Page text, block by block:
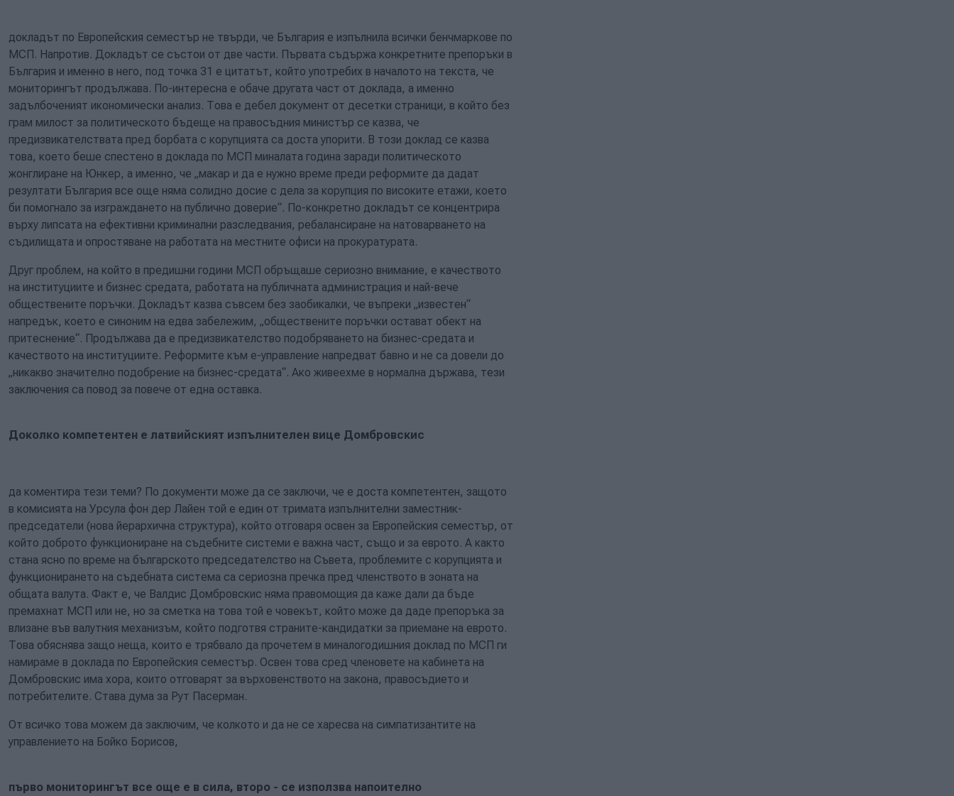
докладът по Европейския семестър не твърди, че България е изпълнила всички бенчмаркове по
МСП. Напротив. Докладът се състои от две части. Първата съдържа конкретните препоръки в
България и именно в него, под точка 31 е цитатът, който употребих в началото на текста, че
мониторингът продължава. По-интересна е обаче другата част от доклада, а именно
задълбоченият икономически анализ. Това е дебел документ от десетки страници, в който без
грам милост за политическото бъдеще на правосъдния министър се казва, че
предизвикателствата пред борбата с корупцията са доста упорити. В този доклад се казва
това, което беше спестено в доклада по МСП миналата година заради политическото
жонглиране на Юнкер, а именно, че „макар и да е нужно време преди реформите да дадат
резултати България все още няма солидно досие с дела за корупция по високите етажи, което
би помогнало за изграждането на публично доверие“. По-конкретно докладът се концентрира
върху липсата на ефективни криминални разследвания, ребалансиране на натоварването на
съдилищата и опростяване на работата на местните офиси на прокуратурата.
Друг проблем, на който в предишни години МСП обръщаше сериозно внимание, е качеството
на институциите и бизнес средата, работата на публичната администрация и най-вече
обществените поръчки. Докладът казва съвсем без заобикалки, че въпреки „известен“
напредък, което е синоним на едва забележим, „обществените поръчки остават обект на
притеснение“. Продължава да е предизвикателство подобряването на бизнес-средата и
качеството на институциите. Реформите към е-управление напредват бавно и не са довели до
„никакво значително подобрение на бизнес-средата“. Ако живеехме в нормална държава, тези
заключения са повод за повече от една оставка.
Доколко компетентен е латвийският изпълнителен вице Домбровскис
да коментира тези теми? По документи може да се заключи, че е доста компетентен, защото
в комисията на Урсула фон дер Лайен той е един от тримата изпълнителни заместник-
председатели (нова йерархична структура), който отговаря освен за Европейския семестър, от
който доброто функциониране на съдебните системи е важна част, също и за еврото. А както
стана ясно по време на българското председателство на Съвета, проблемите с корупцията и
функционирането на съдебната система са сериозна пречка пред членството в зоната на
общата валута. Факт е, че Валдис Домбровскис няма правомощия да каже дали да бъде
премахнат МСП или не, но за сметка на това той е човекът, който може да даде препоръка за
влизане във валутния механизъм, който подготвя страните-кандидатки за приемане на еврото.
Това обяснява защо неща, които е трябвало да прочетем в миналогодишния доклад по МСП ги
намираме в доклада по Европейския семестър. Освен това сред членовете на кабинета на
Домбровскис има хора, които отговарят за върховенството на закона, правосъдието и
потребителите. Става дума за Рут Пасерман.
От всичко това можем да заключим, че колкото и да не се харесва на симпатизантите на
управлението на Бойко Борисов,
първо мониторингът все още е в сила, второ - се използва напоително